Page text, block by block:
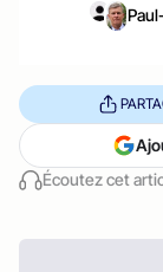
Écoutez cet